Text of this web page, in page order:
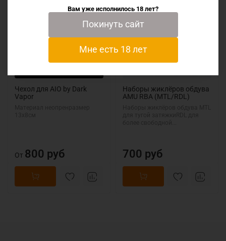
Чехол для AIO by Dark
Vapor
От 800 руб
Наборы жиклёров обдува
AMU RBA (MTL/RDL)
700 руб
Вам уже исполнилось 18 лет?
Покинуть сайт
Мне есть 18 лет